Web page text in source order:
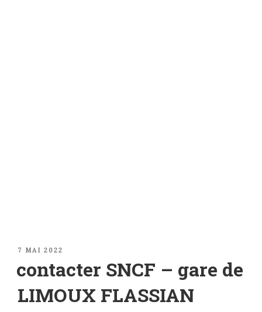
PUBLIÉ
7 MAI 2022
contacter SNCF – gare de
LIMOUX FLASSIAN